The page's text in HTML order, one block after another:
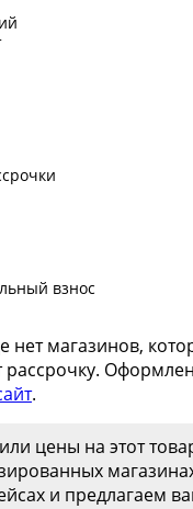
взнос
нет магазинов,
рассрочку.
.
цены на этот
и предлагаем